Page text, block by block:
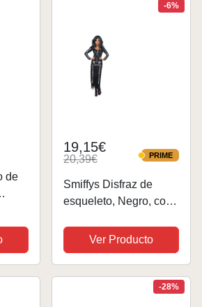
de
-6%
19,15€
20,39€ PRIME
PRIME
Smiffys Disfraz de
esqueleto, Negro, con
manga larga
Ver Producto
-28%